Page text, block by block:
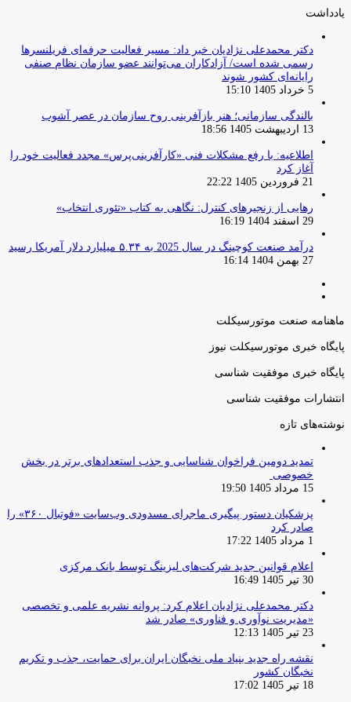
یادداشت
دکتر محمدعلی نژادیان خبر داد: مسیر فعالیت حرفه‌ای فریلنسرها
رسمی شده است/ آزادکاران می‌توانند عضو سازمان نظام صنفی
رایانه‌ای کشور شوند
5 خرداد 1405 15:10
بالندگی سازمانی؛ هنر بازآفرینی روح سازمان در عصر آشوب
13 اردیبهشت 1405 18:56
اطلاعیه: با رفع مشکلات فنی «کارآفرینی‌پرس» مجدد فعالیت خود را
آغاز کرد
21 فروردین 1405 22:22
رهایی از زنجیرهای کنترل: نگاهی به کتاب «تئوری انتخاب»
29 اسفند 1404 16:19
درآمد صنعت کوچینگ در سال 2025 به ۵.۳۴ میلیارد دلار آمریکا رسید
27 بهمن 1404 16:14
ماهنامه صنعت موتورسیکلت
پایگاه خبری موتورسیکلت نیوز
پایگاه خبری موفقیت شناسی
انتشارات موفقیت شناسی
نوشته‌های تازه
تمدید دومین فراخوان شناسایی و جذب استعدادهای برتر در بخش
خصوصی
15 مرداد 1405 19:50
پزشکیان دستور پیگیری ماجرای مسدودی وب‌سایت «فوتبال ۳۶۰» را
صادر کرد
1 مرداد 1405 17:22
اعلام قوانین جدید شرکت‌های لیزینگ توسط بانک مرکزی
30 تیر 1405 16:49
دکتر محمدعلی نژادیان اعلام کرد: پروانه نشریه علمی و تخصصی
«مدیریت نوآوری و فناوری» صادر شد
23 تیر 1405 12:13
نقشه راه جدید بنیاد ملی نخبگان ایران برای حمایت، جذب و تکریم
نخبگان کشور
18 تیر 1405 17:02